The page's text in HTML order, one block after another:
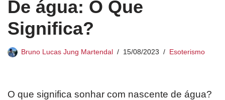
De água: O Que
Significa?
Bruno Lucas Jung Martendal 15/08/2023 Esoterismo
O que significa sonhar com nascente de água?